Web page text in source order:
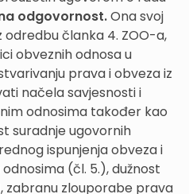
odgovornost.Ona svoj
članka 4. ZOO-a,
obveznih odnosa u
prava i obveza iz
načela savjesnosti i
odnosima također kao
suradnje ugovornih
ispunjenja obveza i
(čl. 5.), dužnost
zabranu zlouporabe prava